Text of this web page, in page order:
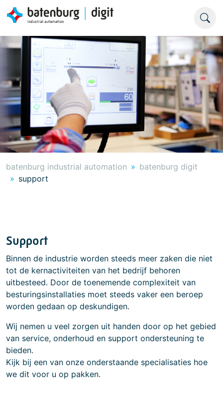
batenburg industrial automation
batenburg digit
support
Support
Binnen de industrie worden steeds meer zaken die niet
tot de kernactiviteiten van het bedrijf behoren
uitbesteed. Door de toenemende complexiteit van
besturingsinstallaties moet steeds vaker een beroep
worden gedaan op deskundigen.
Wij nemen u veel zorgen uit handen door op het gebied
van service, onderhoud en support ondersteuning te
bieden.
Kijk bij een van onze onderstaande specialisaties hoe
we dit voor u op pakken.